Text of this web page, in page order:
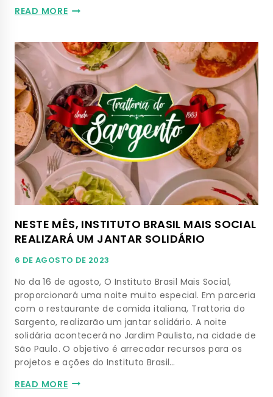
READ MORE
NESTE MÊS, INSTITUTO BRASIL MAIS SOCIAL
REALIZARÁ UM JANTAR SOLIDÁRIO
6 DE AGOSTO DE 2023
No da 16 de agosto, O Instituto Brasil Mais Social,
proporcionará uma noite muito especial. Em parceria
com o restaurante de comida italiana, Trattoria do
Sargento, realizarão um jantar solidário. A noite
solidária acontecerá no Jardim Paulista, na cidade de
São Paulo. O objetivo é arrecadar recursos para os
projetos e ações do Instituto Brasil…
READ MORE